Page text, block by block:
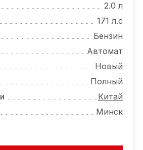
2.0 л
171 л.с
Бензин
Автомат
Новый
Полный
Китай
Минск